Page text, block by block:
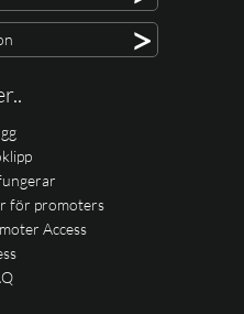
>
för promoters
Access